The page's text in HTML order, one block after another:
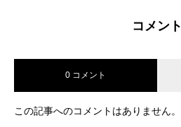
コメント
0 コメント
この記事へのコメントはありません。